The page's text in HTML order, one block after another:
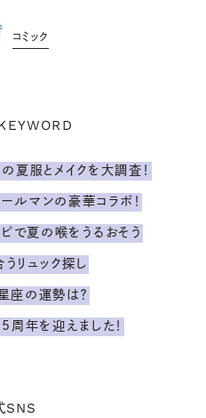
コミック
夏服とメイクを大調査！
ルマンの豪華コラボ！
で夏の喉をうるおそう
リュック探し
座の運勢は？
年を迎えました！
SNS